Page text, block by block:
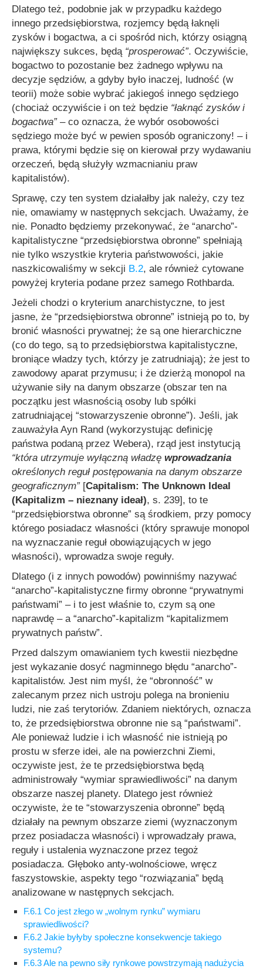
Dlatego też, podobnie jak w przypadku każdego
innego przedsiębiorstwa, rozjemcy będą łaknęli
zysków i bogactwa, a ci spośród nich, którzy osiągną
największy sukces, będą “prosperować”. Oczywiście,
bogactwo to pozostanie bez żadnego wpływu na
decyzje sędziów, a gdyby było inaczej, ludność (w
teorii) może sobie wybrać jakiegoś innego sędziego
(chociaż oczywiście i on też będzie “łaknąć zysków i
bogactwa”– co oznacza, że wybór osobowości
sędziego może być w pewien sposób ograniczony! – i
prawa, którymi będzie się on kierował przy wydawaniu
orzeczeń, będą służyły wzmacnianiu praw
kapitalistów).
Sprawę, czy ten system działałby jak należy, czy tez
nie, omawiamy w następnych sekcjach. Uważamy, że
nie. Ponadto będziemy przekonywać, że “anarcho”-
kapitalistyczne “przedsiębiorstwa obronne” spełniają
nie tylko wszystkie kryteria państwowości, jakie
naszkicowaliśmy w sekcji B.2, ale również cytowane
powyżej kryteria podane przez samego Rothbarda.
Jeżeli chodzi o kryterium anarchistyczne, to jest
jasne, że “przedsiębiorstwa obronne” istnieją po to, by
bronić własności prywatnej; że są one hierarchiczne
(co do tego, są to przedsiębiorstwa kapitalistyczne,
broniące władzy tych, którzy je zatrudniają); że jest to
zawodowy aparat przymusu; i że dzierżą monopol na
używanie siły na danym obszarze (obszar ten na
początku jest własnością osoby lub spółki
zatrudniającej “stowarzyszenie obronne”). Jeśli, jak
zauważyła Ayn Rand (wykorzystując definicję
państwa podaną przez Webera), rząd jest instytucją
“która utrzymuje wyłączną władzę wprowadzania
określonych reguł postępowania na danym obszarze
geograficznym”[Capitalism: The Unknown Ideal
(Kapitalizm – nieznany ideał), s. 239], to te
“przedsiębiorstwa obronne” są środkiem, przy pomocy
którego posiadacz własności (który sprawuje monopol
na wyznaczanie reguł obowiązujących w jego
własności), wprowadza swoje reguły.
Dlatego (i z innych powodów) powinniśmy nazywać
“anarcho”-kapitalistyczne firmy obronne “prywatnymi
państwami” – i to jest właśnie to, czym są one
naprawdę – a “anarcho”-kapitalizm “kapitalizmem
prywatnych państw”.
Przed dalszym omawianiem tych kwestii niezbędne
jest wykazanie dosyć nagminnego błędu “anarcho”-
kapitalistów. Jest nim myśl, że “obronność” w
zalecanym przez nich ustroju polega na bronieniu
ludzi, nie zaś terytoriów. Zdaniem niektórych, oznacza
to, że przedsiębiorstwa obronne nie są “państwami”.
Ale ponieważ ludzie i ich własność nie istnieją po
prostu w sferze idei, ale na powierzchni Ziemi,
oczywiste jest, że te przedsiębiorstwa będą
administrowały “wymiar sprawiedliwości” na danym
obszarze naszej planety. Dlatego jest również
oczywiste, że te “stowarzyszenia obronne” będą
działały na pewnym obszarze ziemi (wyznaczonym
przez posiadacza własności) i wprowadzały prawa,
reguły i ustalenia wyznaczone przez tegoż
posiadacza. Głęboko anty-wolnościowe, wręcz
faszystowskie, aspekty tego “rozwiązania” będą
analizowane w następnych sekcjach.
F.6.1 Co jest złego w „wolnym rynku” wymiaru
sprawiedliwości?
F.6.2 Jakie byłyby społeczne konsekwencje takiego
systemu?
F.6.3 Ale na pewno siły rynkowe powstrzymają nadużycia